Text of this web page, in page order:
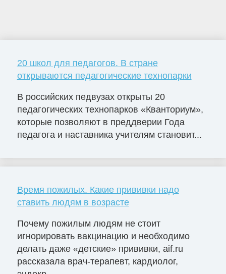
20 школ для педагогов. В стране
открываются педагогические технопарки
В российских педвузах открыты 20
педагогических технопарков «Кванториум»,
которые позволяют в преддверии Года
педагога и наставника учителям становит...
Время пожилых. Какие прививки надо
ставить людям в возрасте
Почему пожилым людям не стоит
игнорировать вакцинацию и необходимо
делать даже «детские» прививки, aif.ru
рассказала врач-терапевт, кардиолог,